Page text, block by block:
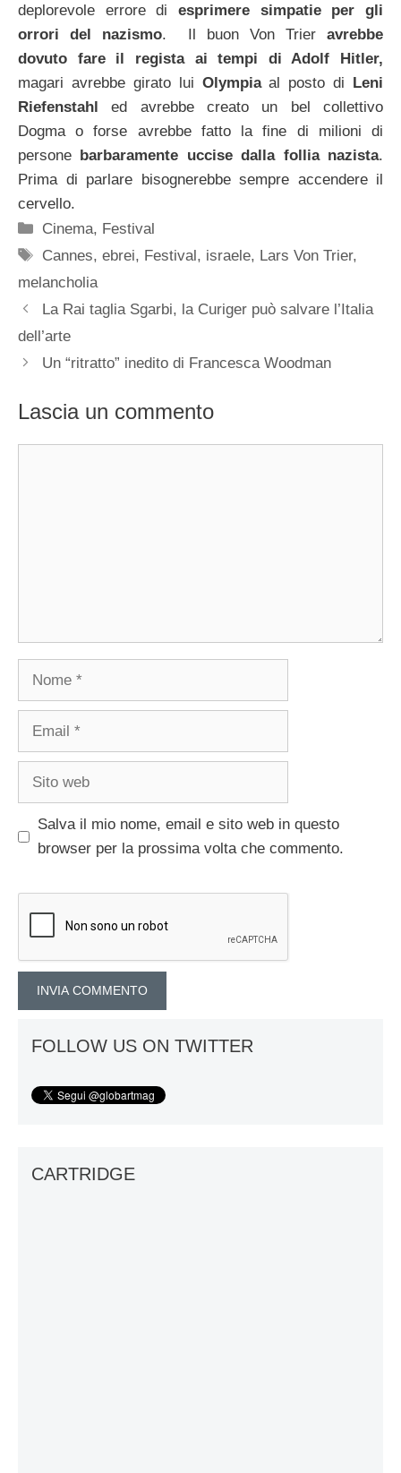
deplorevole errore di esprimere simpatie per gli
orrori del nazismo. Il buon Von Trier avrebbe
dovuto fare il regista ai tempi di Adolf Hitler,
magari avrebbe girato lui Olympiaal posto di Leni
Riefenstahl ed avrebbe creato un bel collettivo
Dogma o forse avrebbe fatto la fine di milioni di
persone barbaramente uccise dalla follia nazista.
Prima di parlare bisognerebbe sempre accendere il
cervello.
Categorie
Cinema, Festival
Tag
Cannes,ebrei, Festival, israele, Lars Von Trier,
melancholia
La Rai taglia Sgarbi, la Curiger può salvare l’Italia
dell’arte
Un “ritratto” inedito di Francesca Woodman
Lascia un commento
Nome
Email
Sito
Salva il mio nome, email e sito web in questo
browser per la prossima volta che commento.
FOLLOW US ON TWITTER
CARTRIDGE